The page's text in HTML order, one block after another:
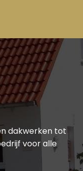
dakwerken tot
voor alle